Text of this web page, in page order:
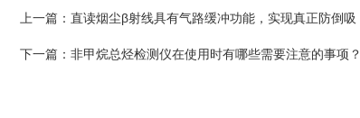
上一篇： 直读烟尘β射线具有气路缓冲功能，实现真正防倒吸
下一篇： 非甲烷总烃检测仪在使用时有哪些需要注意的事项？